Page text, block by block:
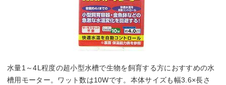
水量1～4L程度の超小型水槽で生物を飼育する方におすすめの水
槽用モーター。ワット数は10Wです。本体サイズも幅3.6×長さ